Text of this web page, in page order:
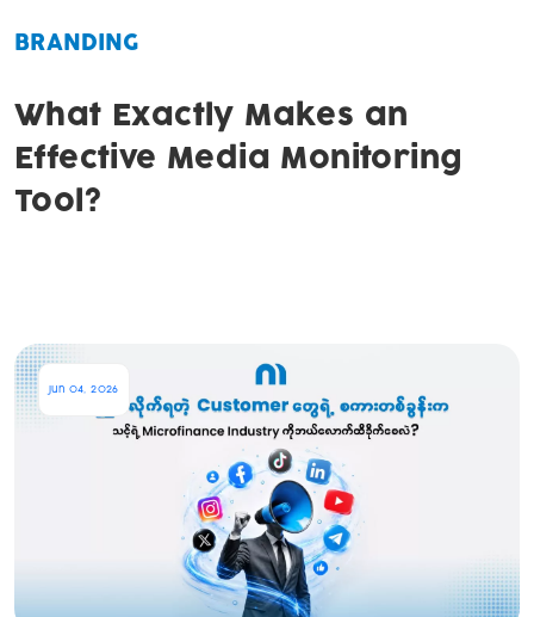
BRANDING
What Exactly Makes an
Effective Media Monitoring
Tool?
Jun 04, 2026